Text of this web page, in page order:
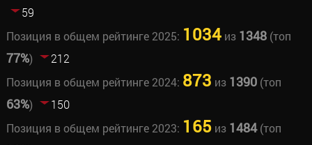
59
Позиция в общем рейтинге 2025: 1034из 1348(топ
77%)
212
Позиция в общем рейтинге 2024: 873 из 1390(топ
63%)
150
Позиция в общем рейтинге 2023: 165из 1484(топ